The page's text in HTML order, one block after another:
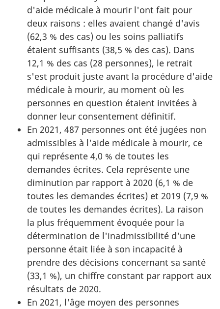
d'aide médicale à mourir l'ont fait pour
deux raisons : elles avaient changé d'avis
(62,3 % des cas) ou les soins palliatifs
étaient suffisants (38,5 % des cas). Dans
12,1 % des cas (28 personnes), le retrait
s'est produit juste avant la procédure d'aide
médicale à mourir, au moment où les
personnes en question étaient invitées à
donner leur consentement définitif.
En 2021, 487 personnes ont été jugées non
admissibles à l'aide médicale à mourir, ce
qui représente 4,0 % de toutes les
demandes écrites. Cela représente une
diminution par rapport à 2020 (6,1 % de
toutes les demandes écrites) et 2019 (7,9 %
de toutes les demandes écrites). La raison
la plus fréquemment évoquée pour la
détermination de l'inadmissibilité d'une
personne était liée à son incapacité à
prendre des décisions concernant sa santé
(33,1 %), un chiffre constant par rapport aux
résultats de 2020.
En 2021, l'âge moyen des personnes